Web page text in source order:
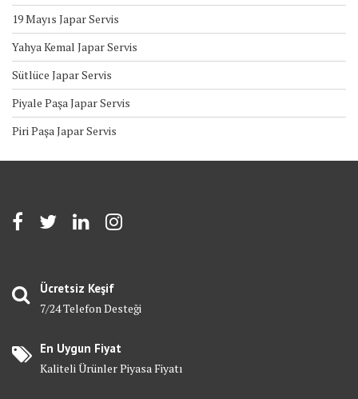
19 Mayıs Japar Servis
Yahya Kemal Japar Servis
Sütlüce Japar Servis
Piyale Paşa Japar Servis
Piri Paşa Japar Servis
Ücretsiz Keşif
7/24 Telefon Desteği
En Uygun Fiyat
Kaliteli Ürünler Piyasa Fiyatı